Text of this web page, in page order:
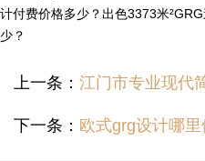
计付费价格多少？出色3373米
少？
上一条： 江门市专业现代简约风
下一条： 欧式grg设计哪里